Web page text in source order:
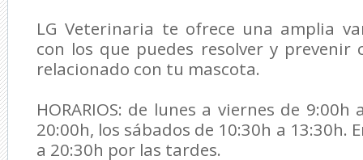
LG Veterinaria te ofrece una amplia
con los que puedes resolver y prevenir
relacionado con tu mascota.
HORARIOS: de lunes a viernes de
20:00h, los sábados de 10:30h a 13:30h.
a 20:30h por las tardes.